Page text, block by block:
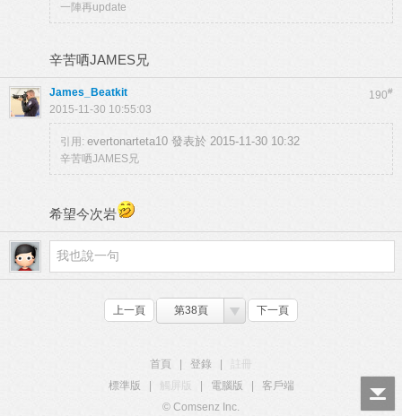
一陣再update
辛苦哂JAMES兄
190#
James_Beatkit
2015-11-30 10:55:03
引用: evertonarteta10 發表於 2015-11-30 10:32
辛苦哂JAMES兄
希望今次岩
上一頁 第38頁 下一頁
首頁 登錄
標準版
觸屏版 電腦版
客戶端
© Comsenz Inc.